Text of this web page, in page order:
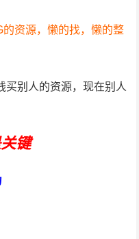
资源，懒的找，懒的整
买别人的资源，现在别人
键